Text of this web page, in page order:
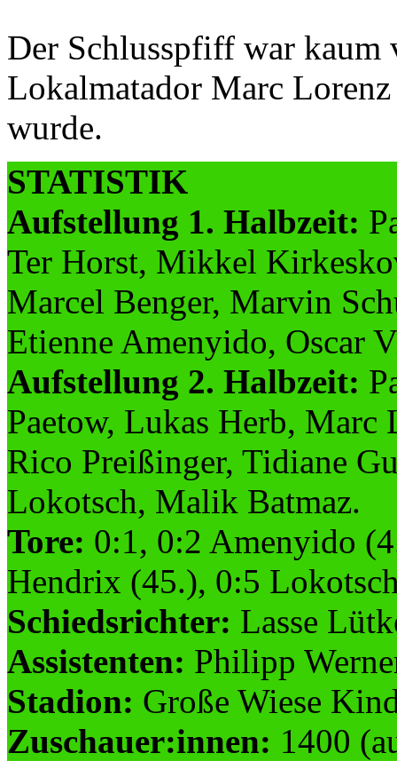
Der Schlusspfiff war kaum
Lokalmatador Marc
wurde.
STATISTIK
Aufstellung 1. Halbzeit:
Ter Horst, Mikkel
Marcel Benger, Marvin
Etienne Amenyido, Oscar
Aufstellung 2. Halbzeit:
Paetow, Lukas Herb,
Rico Preißinger, Tidiane
Lokotsch, Malik Batmaz.
Tore: 0:1, 0:2 Amenyido
Hendrix (45.), 0:5
Schiedsrichter: Lasse
Assistenten: Philipp
Stadion: Große Wiese
Zuschauer:innen: 1400